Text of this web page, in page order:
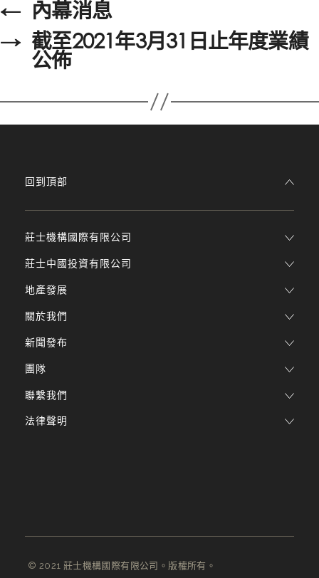
← 內幕消息
→ 截至2021年3月31日止年度業績
公佈
莊士機構國際有限公司
莊士中國投資有限公司
地產發展
關於我們
新聞發布
團隊
回到頂部
聯繫我們
法律聲明
© 2021 莊士機構國際有限公司。版權所有。